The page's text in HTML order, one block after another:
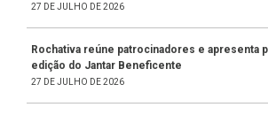
27 DE JULHO DE 2026
Rochativa reúne patrocinadores e apresenta
edição do Jantar Beneficente
27 DE JULHO DE 2026